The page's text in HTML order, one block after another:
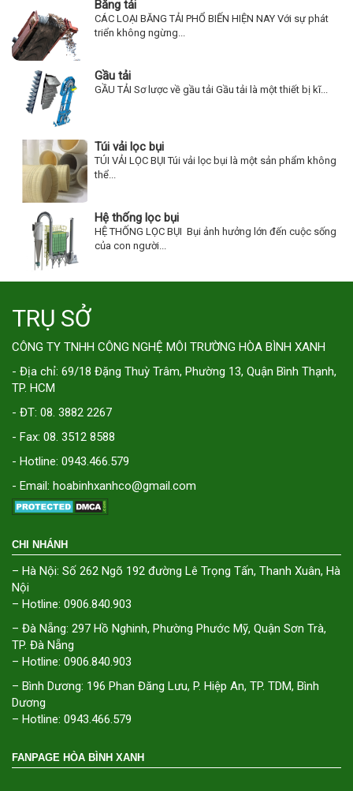
Băng tải
CÁC LOẠI BĂNG TẢI PHỔ BIẾN HIỆN NAY Với sự phát
triển không ngừng...
Gầu tải
GẦU TẢI Sơ lược về gầu tải Gầu tải là một thiết bị kĩ...
Túi vải lọc bụi
TÚI VẢI LỌC BỤI Túi vải lọc bụi là một sản phẩm không
thể...
Hệ thống lọc bụi
HỆ THỐNG LỌC BỤI Bụi ảnh hưởng lớn đến cuộc sống
của con người...
TRỤ SỞ
CÔNG TY TNHH CÔNG NGHỆ MÔI TRƯỜNG HÒA BÌNH XANH
- Địa chỉ: 69/18 Đặng Thuỳ Trâm, Phường 13, Quận Bình Thạnh,
TP. HCM
- ĐT: 08. 3882 2267
- Fax: 08. 3512 8588
- Hotline: 0943.466.579
- Email: hoabinhxanhco@gmail.com
CHI NHÁNH
– Hà Nội: Số 262 Ngõ 192 đường Lê Trọng Tấn, Thanh Xuân, Hà
Nội
– Hotline: 0906.840.903
– Đà Nẵng: 297 Hồ Nghinh, Phường Phước Mỹ, Quận Sơn Trà,
TP. Đà Nẵng
– Hotline: 0906.840.903
– Bình Dương: 196 Phan Đăng Lưu, P. Hiệp An, TP. TDM, Bình
Dương
– Hotline: 0943.466.579
FANPAGE HÒA BÌNH XANH